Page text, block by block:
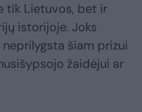
tik Lietuvos, bet ir
istorijoje. Joks
šiam prizui
žaidėjui ar